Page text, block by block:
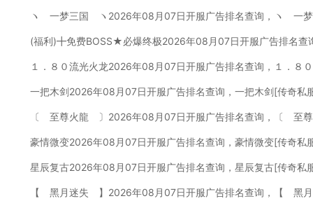
ヽ 一梦三国 ヽ2026年08月07日开服广告排名查询，ヽ 一
(福利)╋免费BOSS★必爆终极2026年08月07日开服广告排名
１．８０流光火龙2026年08月07日开服广告排名查询，１．８
一把木剑2026年08月07日开服广告排名查询，一把木剑[传奇私
〔 至尊火龍 〕2026年08月07日开服广告排名查询，〔 至
豪情微变2026年08月07日开服广告排名查询，豪情微变[传奇私
星辰复古2026年08月07日开服广告排名查询，星辰复古[传奇私
【 黑月迷失 】2026年08月07日开服广告排名查询，【 黑